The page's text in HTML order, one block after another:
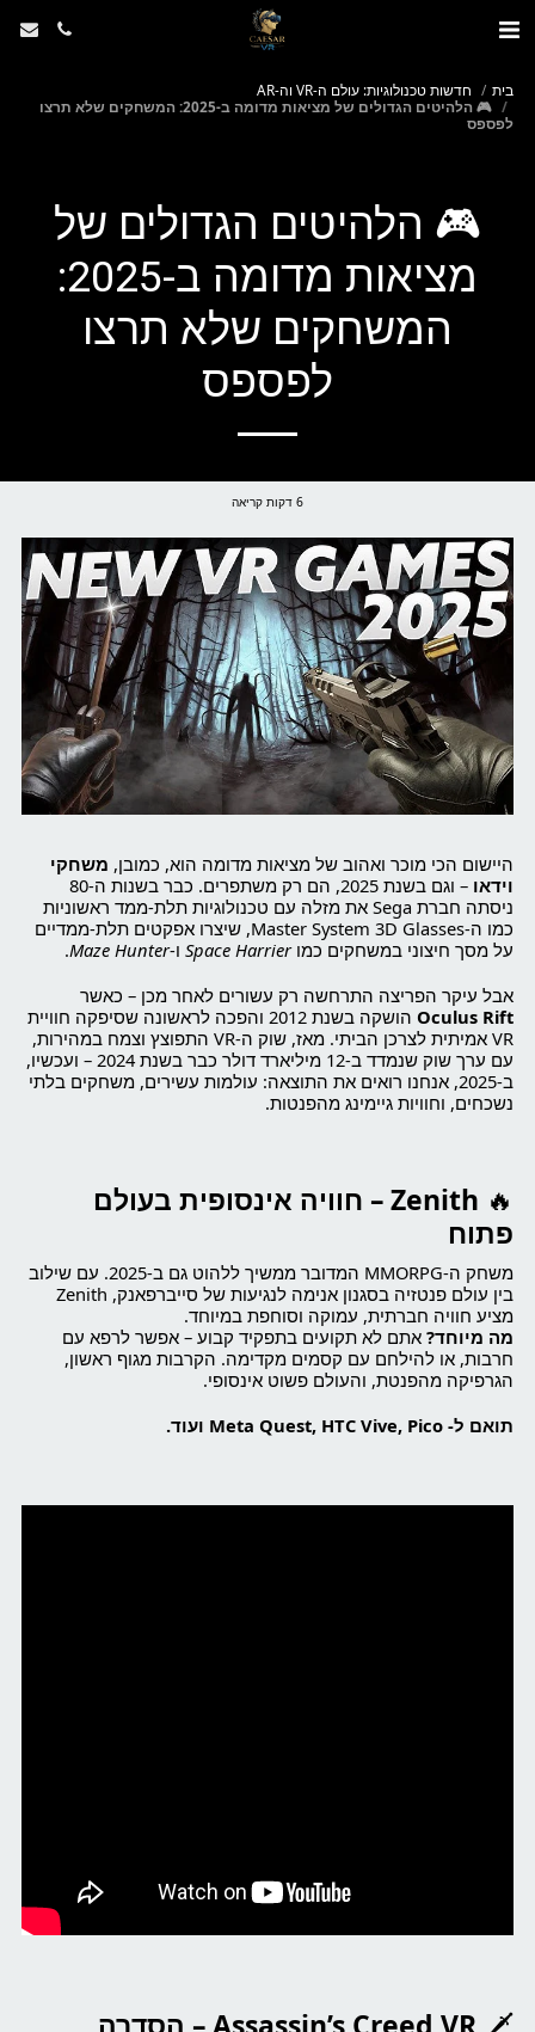
בית
חדשות טכנולוגיות: עולם ה-VR וה-AR
🎮 הלהיטים הגדולים של מציאות מדומה ב-2025: המשחקים שלא תרצו
לפספס
🎮 הלהיטים הגדולים של
מציאות מדומה ב-2025:
המשחקים שלא תרצו
לפספס
6 דקות קריאה
היישום הכי מוכר ואהוב של מציאות מדומה הוא, כמובן, משחקי
וידאו
– וגם בשנת 2025, הם רק משתפרים. כבר בשנות ה-80
ניסתה חברת Sega את מזלה עם טכנולוגיות תלת-ממד ראשוניות
כמו ה-Master System 3D Glasses, שיצרו אפקטים תלת-ממדיים
על מסך חיצוני במשחקים כמוSpace Harrier ו-Maze Hunter
.
אבל עיקר הפריצה התרחשה רק עשורים לאחר מכן – כאשר
Oculus Rift
הושקה בשנת 2012 והפכה לראשונה שסיפקה חוויית
VR אמיתית לצרכן הביתי. מאז, שוק ה-VR התפוצץ וצמח במהירות,
עם ערך שוק שנמדד ב-12 מיליארד דולר כבר בשנת 2024 – ועכשיו,
ב-2025, אנחנו רואים את התוצאה: עולמות עשירים, משחקים בלתי
נשכחים, וחוויות גיימינג מהפנטות.
🔥
Zenith – חוויה אינסופית בעולם
פתוח
משחק ה-MMORPG המדובר ממשיך ללהוט גם ב-2025. עם שילוב
בין עולם פנטזיה בסגנון אנימה לנגיעות של סייברפאנק, Zenith
מציע חוויה חברתית, עמוקה וסוחפת במיוחד.
מה מיוחד? אתם לא תקועים בתפקיד קבוע – אפשר לרפא עם
חרבות, או להילחם עם קסמים מקדימה. הקרבות מגוף ראשון,
הגרפיקה מהפנטת, והעולם פשוט אינסופי.
תואם ל- Meta Quest, HTC Vive, Pico ועוד.